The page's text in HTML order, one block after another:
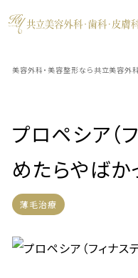
美容外科・美容整形なら共立美容外科
プロペシア（
めたらやばか
薄毛治療